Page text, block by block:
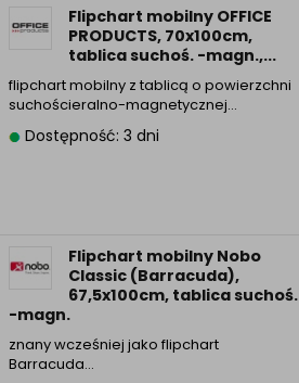
Flipchart mobilny OFFICE
PRODUCTS, 70x100cm,
tablica suchoś. -magn.,...
flipchart mobilny z tablicą o powierzchni
suchościeralno-magnetycznej…
Dostępność: 3 dni
Flipchart mobilny Nobo
Classic (Barracuda),
67,5x100cm, tablica suchoś.
-magn.
znany wcześniej jako flipchart
Barracuda…